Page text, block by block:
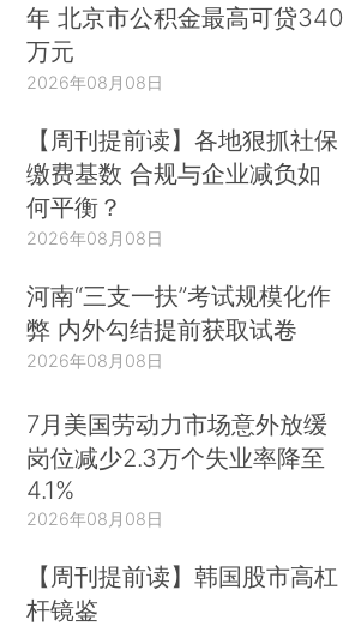
年 北京市公积金最高可贷340
万元
2026年08月08日
【周刊提前读】各地狠抓社保
缴费基数 合规与企业减负如
何平衡？
2026年08月08日
河南“三支一扶”考试规模化作
弊 内外勾结提前获取试卷
2026年08月08日
7月美国劳动力市场意外放缓
岗位减少2.3万个失业率降至
4.1%
2026年08月08日
【周刊提前读】韩国股市高杠
杆镜鉴